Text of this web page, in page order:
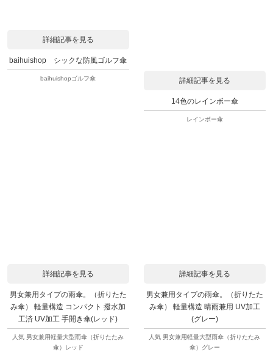
詳細記事を見る
baihuishop シックな防風ゴルフ傘
baihuishopゴルフ傘 詳細記事を見る
14色のレインボー傘
レインボー傘
詳細記事を見る
男女兼用タイプの雨傘。（折りたた
み傘） 軽量構造 コンパクト 撥水加
工済 UV加工 手開き傘(レッド)
人気 男女兼用軽量大型雨傘（折りたたみ
傘）レッド
詳細記事を見る
男女兼用タイプの雨傘。（折りたた
み傘） 軽量構造 晴雨兼用 UV加工
(グレー)
人気 男女兼用軽量大型雨傘（折りたたみ
傘）グレー